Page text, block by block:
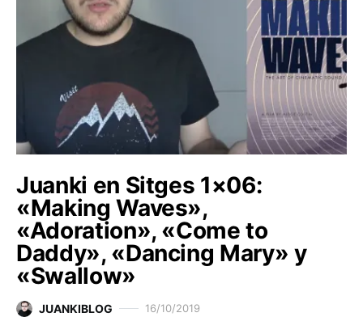
Juanki en Sitges 1×06:
«Making Waves»,
«Adoration», «Come to
Daddy», «Dancing Mary» y
«Swallow»
JUANKIBLOG 16/10/2019